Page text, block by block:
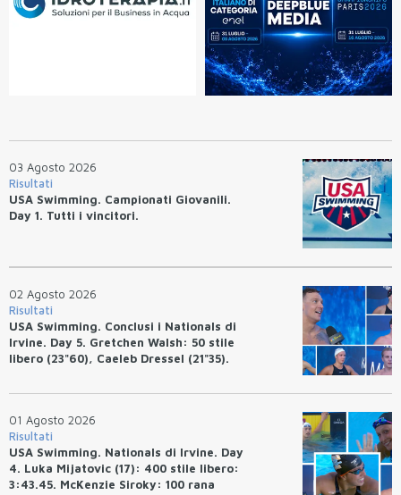
03 Agosto 2026
Risultati
USA Swimming. Campionati Giovanili.
Day 1. Tutti i vincitori.
02 Agosto 2026
Risultati
USA Swimming. Conclusi i Nationals di
Irvine. Day 5. Gretchen Walsh: 50 stile
libero (23"60), Caeleb Dressel (21"35).
01 Agosto 2026
Risultati
USA Swimming. Nationals di Irvine. Day
4. Luka Mijatovic (17): 400 stile libero:
3:43.45. McKenzie Siroky: 100 rana